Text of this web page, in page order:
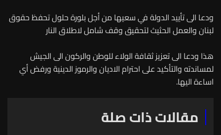
ودعا الى تأييد الدولة في سعيها من أجل بلورة حلول تحفظ حقوق
لبنان والعمل الحثيث لتحقيق وقف شامل لاطلاق النار
هذا ودعا الى تعزيز ثقافة الولاء للوطن والركون الى الجيش
لمساندته والتأكيد على احترام الاديان والرموز الدينية ورفض أي
اساءة اليها.
مقالات ذات صلة